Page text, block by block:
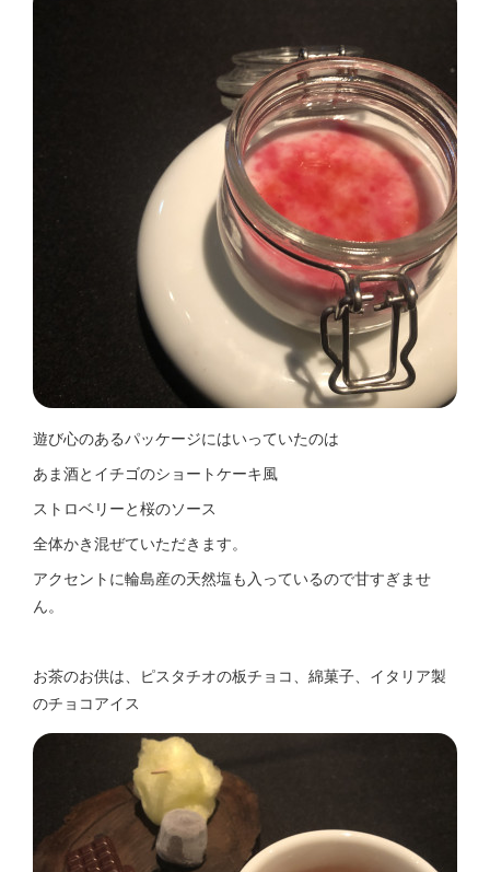
遊び心のあるパッケージにはいっていたのは
あま酒とイチゴのショートケーキ風
ストロベリーと桜のソース
全体かき混ぜていただきます。
アクセントに輪島産の天然塩も入っているので甘すぎませ
ん。
お茶のお供は、ピスタチオの板チョコ、綿菓子、イタリア製
のチョコアイス